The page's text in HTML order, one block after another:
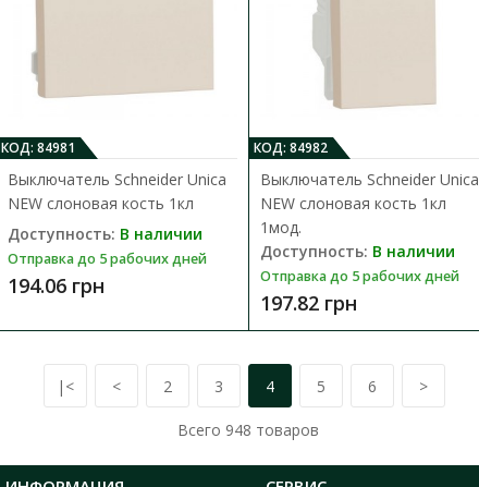
Выключатель Schneider Electric Sedna Design —это механизм с
239.00 грн
Выключатель Schneider Sedna Design черный 2кл без
рамки
Выключатель Schneider Electric Sedna Design —это механизм с
суппортом черного цвета. Выключатель одн..
КОД: 84981
Выключатель Schneider Unica
NEW слоновая кость 1кл
Доступность: В наличии
Отправка до 5 рабочих дней
194.06 грн
КОД: 84982
Выключатель Schneider Unica
NEW слоновая кость 1кл
1мод.
Доступность: В наличии
Отправка до 5 рабочих дней
197.82 грн
|< < 2 3 4 5 6 >
Всего 948 товаров